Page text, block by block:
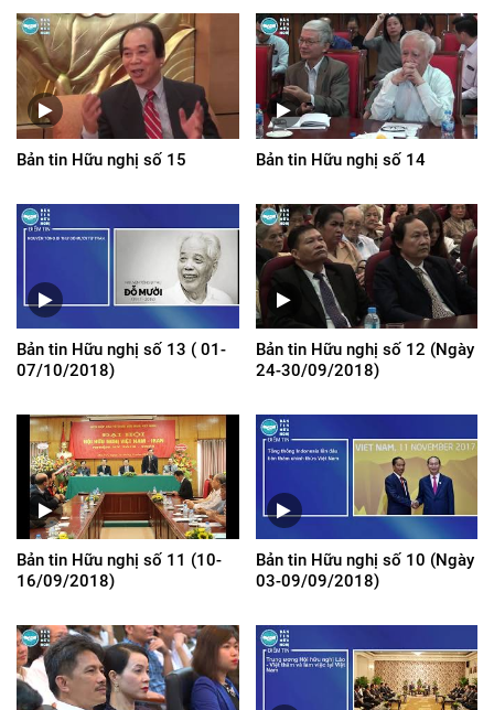
Bản tin Hữu nghị số 15 Bản tin Hữu nghị số 14
Bản tin Hữu nghị số 13 ( 01-
07/10/2018)
Bản tin Hữu nghị số 12 (Ngày
24-30/09/2018)
Bản tin Hữu nghị số 11 (10-
16/09/2018)
Bản tin Hữu nghị số 10 (Ngày
03-09/09/2018)